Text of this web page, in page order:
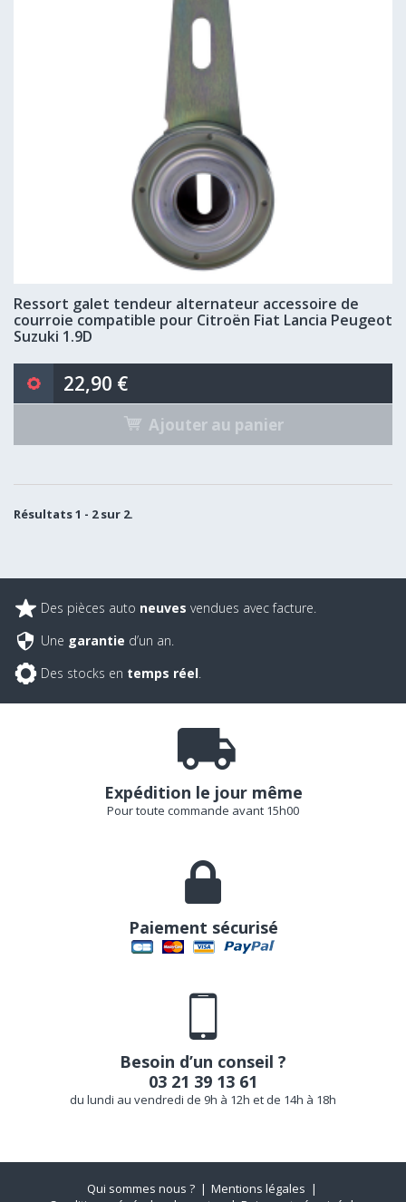
Ressort galet tendeur alternateur accessoire de
courroie compatible pour Citroën Fiat Lancia Peugeot
Suzuki 1.9D
22,90 €
Ajouter au panier
Résultats 1 - 2 sur 2.
Des pièces auto neuves vendues avec facture.
Une garantie d’un an.
Des stocks en temps réel.
Expédition le jour même
Pour toute commande avant 15h00
Paiement sécurisé
Besoin d’un conseil ?
03 21 39 13 61
du lundi au vendredi de 9h à 12h et de 14h à 18h
Qui sommes nous ?
Mentions légales